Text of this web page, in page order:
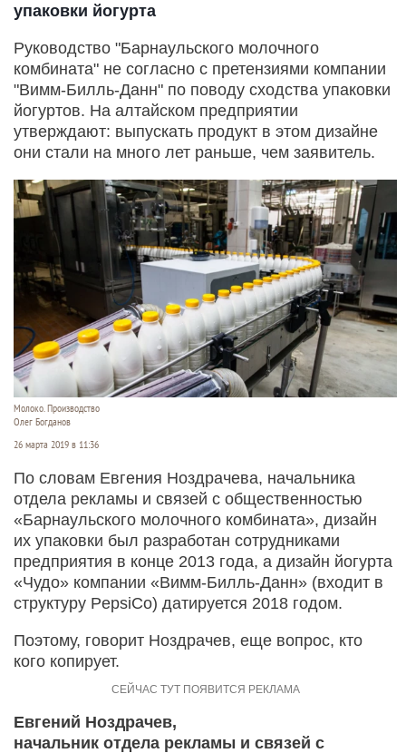
упаковки йогурта
Руководство "Барнаульского молочного
комбината" не согласно с претензиями компании
"Вимм-Билль-Данн" по поводу сходства упаковки
йогуртов. На алтайском предприятии
утверждают: выпускать продукт в этом дизайне
они стали на много лет раньше, чем заявитель.
Молоко. Производство
Олег Богданов
26 марта 2019 в 11:36
По словам Евгения Ноздрачева, начальника
отдела рекламы и связей с общественностью
«Барнаульского молочного комбината», дизайн
их упаковки был разработан сотрудниками
предприятия в конце 2013 года, а дизайн йогурта
«Чудо» компании «Вимм-Билль-Данн» (входит в
структуру PepsiCo) датируется 2018 годом.
Поэтому, говорит Ноздрачев, еще вопрос, кто
кого копирует.
Евгений Ноздрачев,
начальник отдела рекламы и связей с